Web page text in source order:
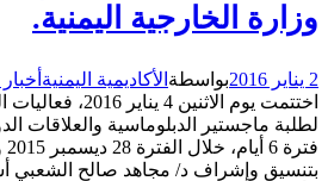
وزارة الخارجية اليمنية.
2 يناير 2016 بواسطة الأكاديمية اليمنية
اختتمت يوم الاثنين 4
لطلبة ماجستير الدبلوماسية والعلاقات
بتنسيق وإشراف د/ مجاهد صالح الشعبي